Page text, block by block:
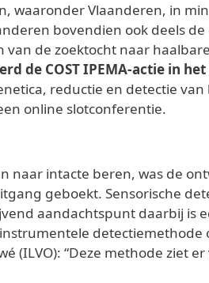
waaronder Vlaanderen, in
bovendien ook deels
de zoektocht naar
de COST IPEMA-actie in
reductie en detectie
online slotconferentie.
naar intacte beren, was de
geboekt. Sensorische
aandachtspunt daarbij is
(ILVO): “Deze methode ziet